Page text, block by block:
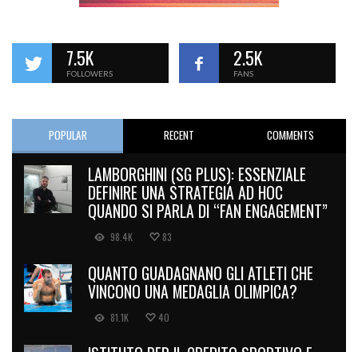
7.5K
FOLLOWERS
2.5K
FANS
POPULAR RECENT COMMENTS
LAMBORGHINI (SG PLUS): ESSENZIALE
DEFINIRE UNA STRATEGIA AD HOC
QUANDO SI PARLA DI “FAN ENGAGEMENT”
98.4K 83
QUANTO GUADAGNANO GLI ATLETI CHE
VINCONO UNA MEDAGLIA OLIMPICA?
81.1K 40